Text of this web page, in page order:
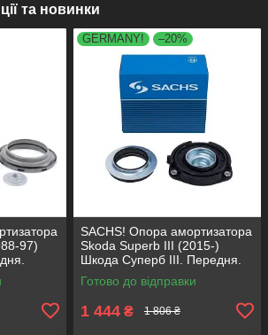
та новинки
97)
,
GERMANY! –20%
SACHS! Опора амортизатора
Skoda Superb III (2015-)
Шкода Суперб III. Передня.
803024 , KB657.27 ,
VKDA35167
Готово до відправки
1 444 ₴ 1 806 ₴